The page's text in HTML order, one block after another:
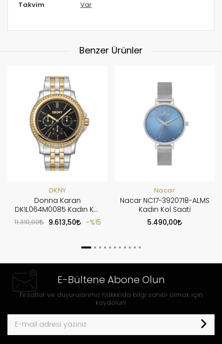
Takvim Var
Benzer Ürünler
DKNY
Donna Karan
DK1L064M0085 Kadın Kol
Saati
11.310,00 9.613,50 %15
Nacar
Nacar NC17-3920718-ALMS
Kadın Kol Saati
5.490,00
E-Bültene Abone Olun
Fırsatlar ve duyurularımız hakkında bilgi sahibi olmak için
kaydolun!